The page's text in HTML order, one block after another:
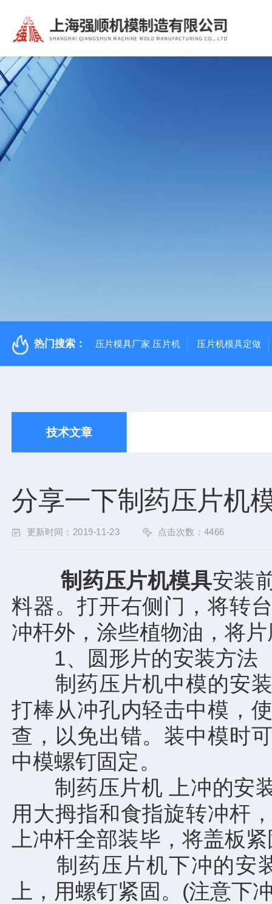
热门搜索： 压片模具厂家 压片机 压片机模具定做
技术文章
分享一下制药压片机
更新时间：2019-11-23 点击次数：4466
制药压片机模具安装
料器。打开右侧门，将转
冲杆外，涂些植物油，将
1、圆形片的安装方法
制药压片机中模的安装
打棒从冲孔内轻击中模，
查，以免出错。装中模时
中模螺钉固定。
制药压片机 上冲的安装
用大拇指和食指旋转冲杆
上冲杆全部装毕，将盖板
制药压片机下冲的安装
上，用螺钉紧固。(注意下